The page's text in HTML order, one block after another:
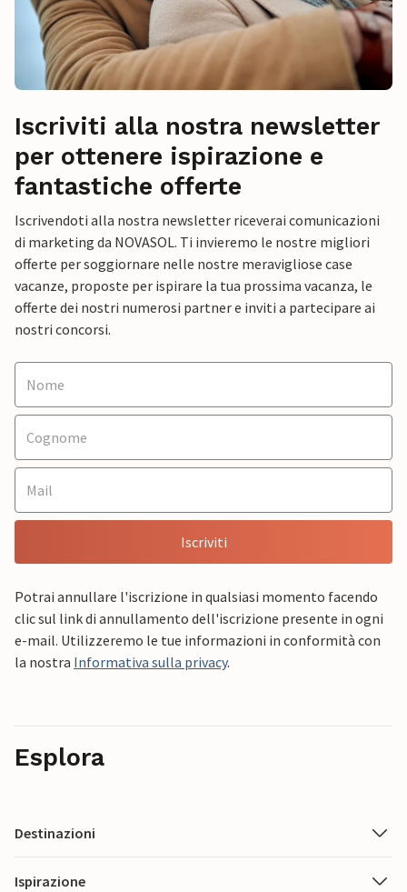
Iscriviti alla nostra newsletter
per ottenere ispirazione e
fantastiche offerte
Iscrivendoti alla nostra newsletter riceverai comunicazioni
di marketing da NOVASOL. Ti invieremo le nostre migliori
offerte per soggiornare nelle nostre meravigliose case
vacanze, proposte per ispirare la tua prossima vacanza, le
offerte dei nostri numerosi partner e inviti a partecipare ai
nostri concorsi.
Iscriviti
Potrai annullare l'iscrizione in qualsiasi momento facendo
clic sul link di annullamento dell'iscrizione presente in ogni
e-mail. Utilizzeremo le tue informazioni in conformità con
la nostra Informativa sulla privacy.
Esplora
Destinazioni
Ispirazione